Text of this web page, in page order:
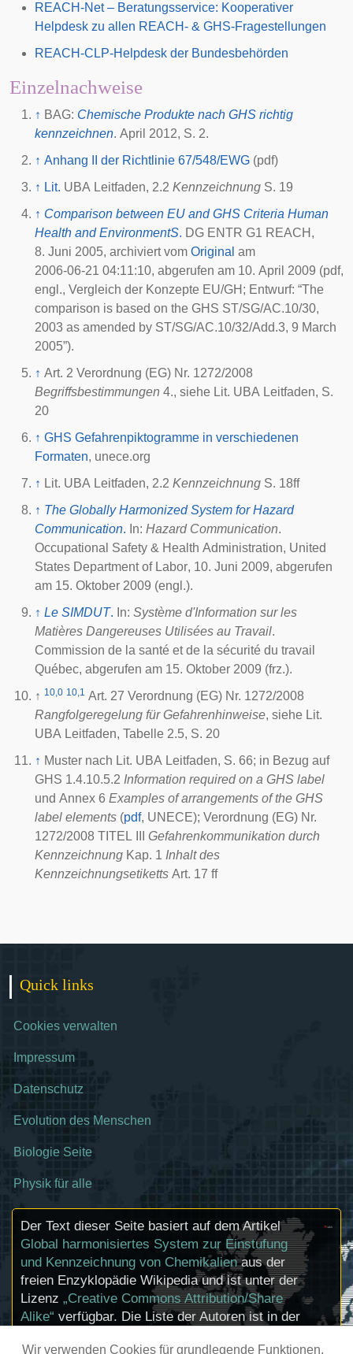
Wir verwenden Cookies für grundlegende Funktionen,
REACH-Net – Beratungsservice: Kooperativer
Helpdesk zu allen REACH- & GHS-Fragestellungen
REACH-CLP-Helpdesk der Bundesbehörden
Einzelnachweise
↑ BAG: Chemische Produkte nach GHS richtig
kennzeichnen. April 2012, S. 2.
↑ Anhang II der Richtlinie 67/548/EWG (pdf)
↑ Lit. UBA Leitfaden, 2.2 Kennzeichnung S. 19
↑ Comparison between EU and GHS Criteria Human
Health and EnvironmentS. DG ENTR G1 REACH,
8. Juni 2005, archiviert vom Original am
2006-06-21 04:11:10, abgerufen am 10. April 2009 (pdf,
engl., Vergleich der Konzepte EU/GH; Entwurf: “The
comparison is based on the GHS ST/SG/AC.10/30,
2003 as amended by ST/SG/AC.10/32/Add.3, 9 March
2005”).
↑
Art. 2 Verordnung (EG) Nr. 1272/2008
Begriffsbestimmungen 4., siehe Lit. UBA Leitfaden, S.
20
↑ GHS Gefahrenpiktogramme in verschiedenen
Formaten, unece.org
↑ Lit. UBA Leitfaden, 2.2 Kennzeichnung S. 18ff
↑ The Globally Harmonized System for Hazard
Communication. In: Hazard Communication.
Occupational Safety & Health Administration, United
States Department of Labor, 10. Juni 2009, abgerufen
am 15. Oktober 2009 (engl.).
↑ Le SIMDUT. In: Système d'Information sur les
Matières Dangereuses Utilisées au Travail.
Commission de la santé et de la sécurité du travail
Québec, abgerufen am 15. Oktober 2009 (frz.).
↑ 10,0 10,1 Art. 27 Verordnung (EG) Nr. 1272/2008
Rangfolgeregelung für Gefahrenhinweise, siehe Lit.
UBA Leitfaden, Tabelle 2.5, S. 20
↑ Muster nach Lit. UBA Leitfaden, S. 66; in Bezug auf
GHS 1.4.10.5.2 Information required on a GHS label
und Annex 6 Examples of arrangements of the GHS
label elements (pdf, UNECE); Verordnung (EG) Nr.
1272/2008 TITEL III Gefahrenkommunikation durch
Kennzeichnung Kap. 1 Inhalt des
Kennzeichnungsetiketts Art. 17 ff
Quick links
Cookies verwalten
Impressum
Datenschutz
Evolution des Menschen
Biologie Seite
Physik für alle
Der Text dieser Seite basiert auf dem Artikel
Global harmonisiertes System zur Einstufung
und Kennzeichnung von Chemikalienaus der
freien Enzyklopädie Wikipedia und ist unter der
Lizenz „Creative Commons Attribution/Share
Alike“ verfügbar. Die Liste der Autoren ist in der